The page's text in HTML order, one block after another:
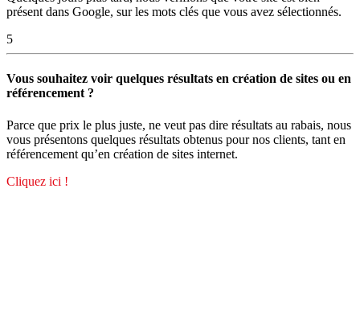
présent dans Google, sur les mots clés que vous avez sélectionnés.
5
Vous souhaitez voir quelques résultats en création de sites ou en
référencement ?
Parce que prix le plus juste, ne veut pas dire résultats au rabais, nous
vous présentons quelques résultats obtenus pour nos clients, tant en
référencement qu’en création de sites internet.
Cliquez ici !